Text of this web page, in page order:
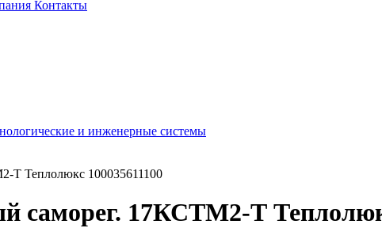
Контакты
и инженерные системы
Т Теплолюкс 100035611100
саморег. 17КСТМ2-Т